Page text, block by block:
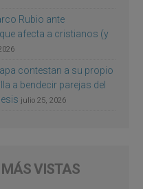
Rubio ante
afecta a cristianos (y
contestan a su propio
a bendecir parejas del
julio 25, 2026
MÁS VISTAS